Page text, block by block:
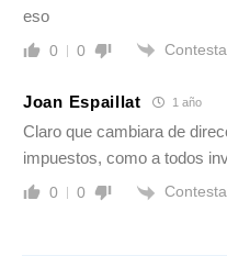
eso
0 0
Joan Espaillat 1 año
Claro que cambiara de
impuestos, como a todos
0 0